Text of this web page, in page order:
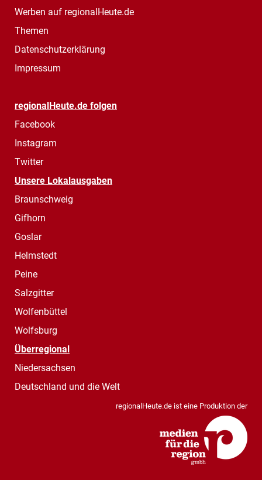
Werben auf regionalHeute.de
Themen
Datenschutzerklärung
Impressum
regionalHeute.de folgen
Facebook
Instagram
Twitter
Unsere Lokalausgaben
Braunschweig
Gifhorn
Goslar
Helmstedt
Peine
Salzgitter
Wolfenbüttel
Wolfsburg
Überregional
Niedersachsen
Deutschland und die Welt
regionalHeute.de ist eine Produktion der